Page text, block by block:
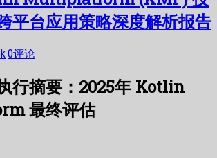
平台应用策略深度解析报告
·0评论
行摘要：2025年 Kotlin
最终评估